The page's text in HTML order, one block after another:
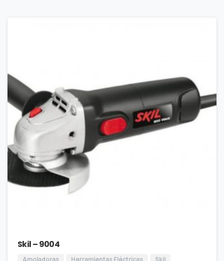
Skil – 9004
Amoladoras Herramientas Eléctricas Skil